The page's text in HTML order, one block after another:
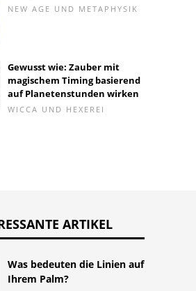
NEW AGE UND METAPHYSIK
Gewusst wie: Zauber mit
magischem Timing basierend
auf Planetenstunden wirken
WICCA UND HEXEREI
ARTIKEL
Was bedeuten die Linien auf
Ihrem Palm?